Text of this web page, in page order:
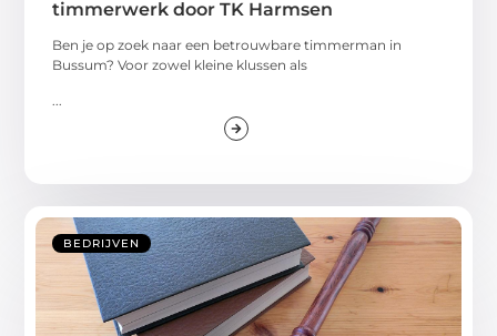
timmerwerk door TK Harmsen
Ben je op zoek naar een betrouwbare timmerman in
Bussum? Voor zowel kleine klussen als
...
BEDRIJVEN